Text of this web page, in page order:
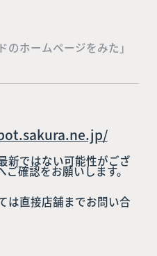
ホームページをみた」
新ではない可能性がござ
ご確認をお願いします。
は直接店舗までお問い合